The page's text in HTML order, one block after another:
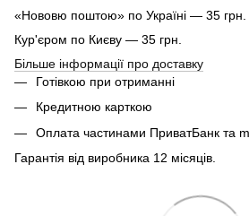
«Нововю поштою» по Україні — 35 грн.
Кур'єром по Києву — 35 грн.
Більше інформації про доставку
Готівкою при отриманні
Кредитною карткою
Оплата частинами ПриватБанк та
Гарантія від виробника 12 місяців.